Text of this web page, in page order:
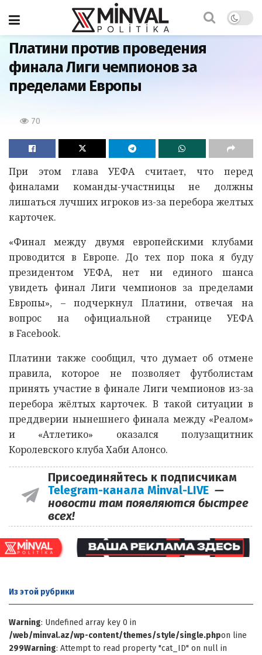
Главная
Платини против проведения
финала Лиги чемпионов за
пределами Европы
70
При этом глава УЕФА считает, что перед
финалами команды-участницы не должны
лишаться лучших игроков из-за перебора желтых
карточек.
«Финал между двумя европейскими клубами
проводится в Европе. До тех пор пока я буду
президентом УЕФА, нет ни единого шанса
увидеть финал Лиги чемпионов за пределами
Европы», – подчеркнул Платини, отвечая на
вопрос на официальной странице УЕФА
в Facebook.
Платини также сообщил, что думает об отмене
правила, которое не позволяет футболистам
принять участие в финале Лиги чемпионов из-за
перебора жёлтых карточек. В такой ситуации в
преддверии нынешнего финала между «Реалом»
и «Атлетико» оказался полузащитник
Королевского клуба Хаби Алонсо.
Присоединяйтесь к подписчикам
Telegram-канала Minval-LIVE —
новости там появляются быстрее
всех!
Из этой рубрики
Warning: Undefined array key 0 in
/web/minval.az/wp-content/themes/style/single.phpon line
299Warning: Attempt to read property "cat_ID" on null in